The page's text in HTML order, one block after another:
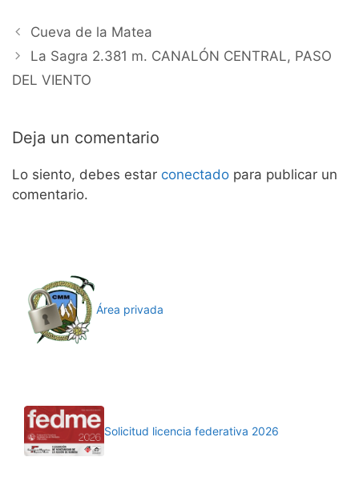
Cueva de la Matea
La Sagra 2.381 m. CANALÓN CENTRAL, PASO
DEL VIENTO
Deja un comentario
Lo siento, debes estar conectado para publicar un
comentario.
Área privada
Solicitud licencia federativa 2026